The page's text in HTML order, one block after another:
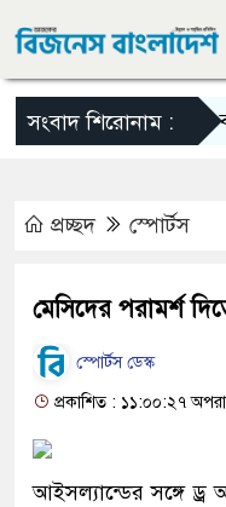
সংবাদ শিরোনাম :১০ বছরের
প্রচ্ছদ স্পোর্টস
মেসিদের পরামর্শ
স্পোর্টস ডেস্ক
প্রকাশিত : ১১:০০:২৭
আইসল্যান্ডের সঙ্গে ড্র